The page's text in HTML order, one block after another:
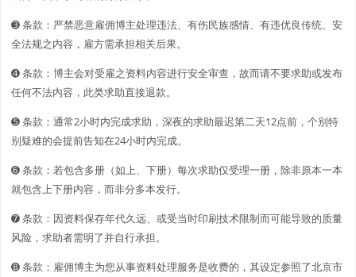
➌ 条款：严禁恶意雇佣博主处理违法、有伤民族感情、有违优良传统、安
全法规之内容，雇方需承担相关后果。
➍ 条款：博主会对受雇之资料内容进行安全审查，故而请不要求助或发布
任何不法内容，此类求助直接退款。
➎ 条款：通常2小时内完成求助，深夜的求助最迟第二天12点前，个别特
别疑难的会提前告知在24小时内完成。
➏ 条款：若包含多册（如上、下册）每次求助仅受理一册，除非原本一本
就包含上下册内容，而非分多本发行。
➐ 条款：因资料保存年代久远、或受当时印刷技术限制而可能导致的质量
风险，求助者需明了并自行承担。
➑ 条款：雇佣博主为您从事资料处理服务是收费的，其设定参照了北京市